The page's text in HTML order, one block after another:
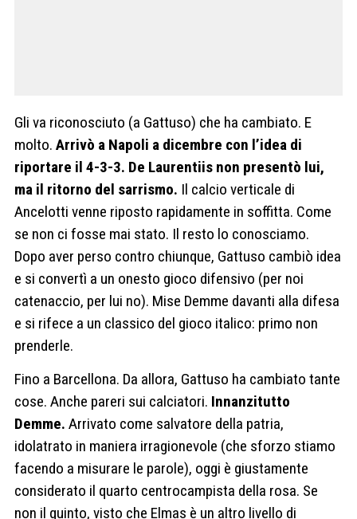
Gli va riconosciuto (a Gattuso) che ha cambiato. E
molto. Arrivò a Napoli a dicembre con l’idea di
riportare il 4-3-3. De Laurentiis non presentò lui,
ma il ritorno del sarrismo. Il calcio verticale di
Ancelotti venne riposto rapidamente in soffitta. Come
se non ci fosse mai stato. Il resto lo conosciamo.
Dopo aver perso contro chiunque, Gattuso cambiò idea
e si convertì a un onesto gioco difensivo (per noi
catenaccio, per lui no). Mise Demme davanti alla difesa
e si rifece a un classico del gioco italico: primo non
prenderle.
Fino a Barcellona. Da allora, Gattuso ha cambiato tante
cose. Anche pareri sui calciatori. Innanzitutto
Demme. Arrivato come salvatore della patria,
idolatrato in maniera irragionevole (che sforzo stiamo
facendo a misurare le parole), oggi è giustamente
considerato il quarto centrocampista della rosa. Se
non il quinto, visto che Elmas è un altro livello di